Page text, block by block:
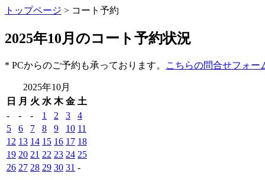
トップページ > コート予約
2025年10月のコート予約状況
* PCからのご予約も承っております。 こちらの問合せフォー
2025年10月
日
月 火 水 木 金 土
-
- - 1 2 3
4
5
6 7 8 9 10 11
12 13 14 15 16 17 18
19 20 21 22 23 24 25
26 27 28 29 30 31 -